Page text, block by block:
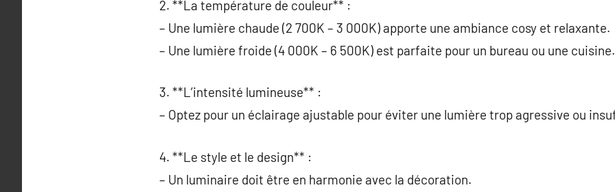
2. **La température de couleur** :
– Une lumière chaude (2 700K – 3 000K) apporte une ambiance cosy et relaxante.
– Une lumière froide (4 000K – 6 500K) est parfaite pour un bureau ou une cuisine.
3. **L’intensité lumineuse** :
– Optez pour un éclairage ajustable pour éviter une lumière trop agressive ou
4. **Le style et le design** :
– Un luminaire doit être en harmonie avec la décoration.